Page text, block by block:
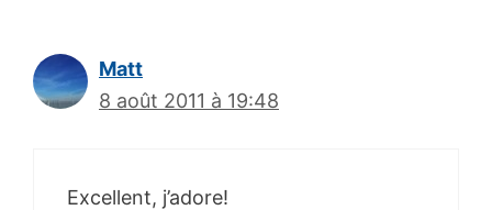
Matt
8 août 2011 à 19:48
Excellent, j’adore!